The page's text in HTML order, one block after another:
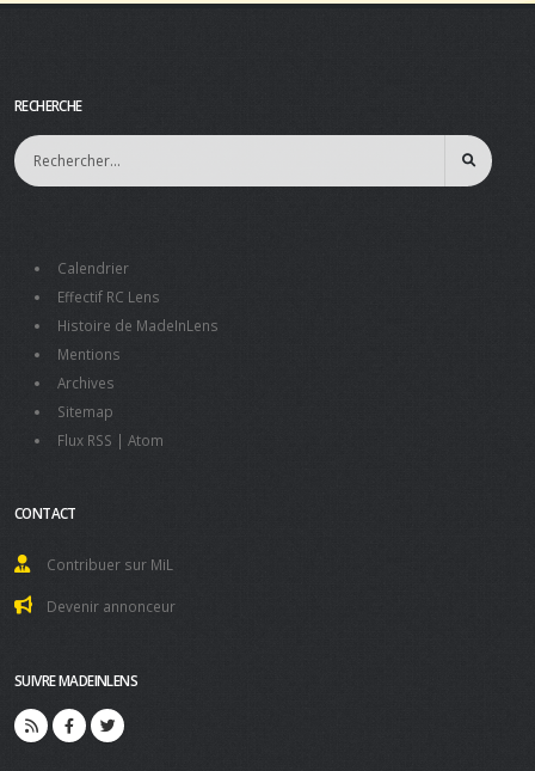
RECHERCHE
Calendrier
Effectif RC Lens
Histoire de MadeInLens
Mentions
Archives
Sitemap
Flux RSS | Atom
CONTACT
Contribuer sur MiL
Devenir annonceur
SUIVRE MADEINLENS